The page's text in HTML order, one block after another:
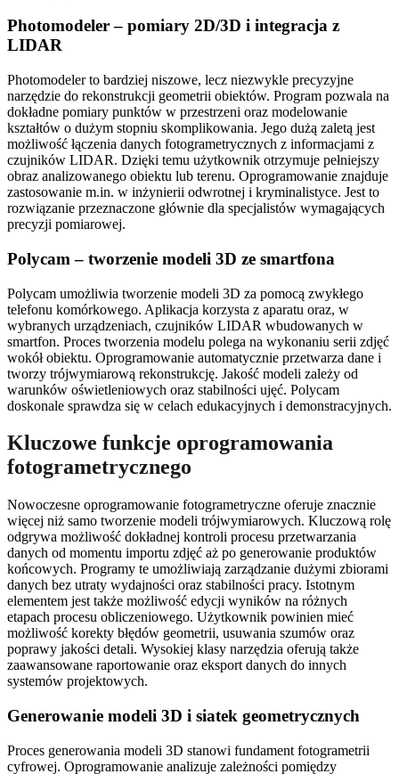
Photomodeler – pomiary 2D/3D i integracja z
LIDAR
Photomodeler to bardziej niszowe, lecz niezwykle precyzyjne
narzędzie do rekonstrukcji geometrii obiektów. Program pozwala na
dokładne pomiary punktów w przestrzeni oraz modelowanie
kształtów o dużym stopniu skomplikowania. Jego dużą zaletą jest
możliwość łączenia danych fotogrametrycznych z informacjami z
czujników LIDAR. Dzięki temu użytkownik otrzymuje pełniejszy
obraz analizowanego obiektu lub terenu. Oprogramowanie znajduje
zastosowanie m.in. w inżynierii odwrotnej i kryminalistyce. Jest to
rozwiązanie przeznaczone głównie dla specjalistów wymagających
precyzji pomiarowej.
Polycam – tworzenie modeli 3D ze smartfona
Polycam umożliwia tworzenie modeli 3D za pomocą zwykłego
telefonu komórkowego. Aplikacja korzysta z aparatu oraz, w
wybranych urządzeniach, czujników LIDAR wbudowanych w
smartfon. Proces tworzenia modelu polega na wykonaniu serii zdjęć
wokół obiektu. Oprogramowanie automatycznie przetwarza dane i
tworzy trójwymiarową rekonstrukcję. Jakość modeli zależy od
warunków oświetleniowych oraz stabilności ujęć. Polycam
doskonale sprawdza się w celach edukacyjnych i demonstracyjnych.
Kluczowe funkcje oprogramowania
fotogrametrycznego
Nowoczesne oprogramowanie fotogrametryczne oferuje znacznie
więcej niż samo tworzenie modeli trójwymiarowych. Kluczową rolę
odgrywa możliwość dokładnej kontroli procesu przetwarzania
danych od momentu importu zdjęć aż po generowanie produktów
końcowych. Programy te umożliwiają zarządzanie dużymi zbiorami
danych bez utraty wydajności oraz stabilności pracy. Istotnym
elementem jest także możliwość edycji wyników na różnych
etapach procesu obliczeniowego. Użytkownik powinien mieć
możliwość korekty błędów geometrii, usuwania szumów oraz
poprawy jakości detali. Wysokiej klasy narzędzia oferują także
zaawansowane raportowanie oraz eksport danych do innych
systemów projektowych.
Generowanie modeli 3D i siatek geometrycznych
Proces generowania modeli 3D stanowi fundament fotogrametrii
cyfrowej. Oprogramowanie analizuje zależności pomiędzy